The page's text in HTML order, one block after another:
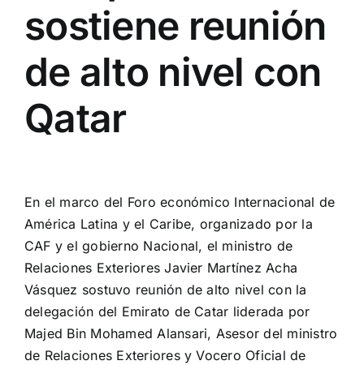
sostiene reunión
de alto nivel con
Qatar
Larger
Image
En el marco del Foro económico Internacional de
América Latina y el Caribe, organizado por la
CAF y el gobierno Nacional, el ministro de
Relaciones Exteriores Javier Martínez Acha
Vásquez sostuvo reunión de alto nivel con la
delegación del Emirato de Catar liderada por
Majed Bin Mohamed Alansari, Asesor del ministro
de Relaciones Exteriores y Vocero Oficial de